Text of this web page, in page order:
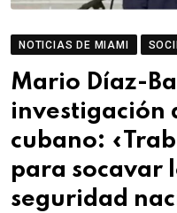
NOTICIAS DE MIAMI
Mario Díaz-
investigación
cubano:
para socavar
seguridad